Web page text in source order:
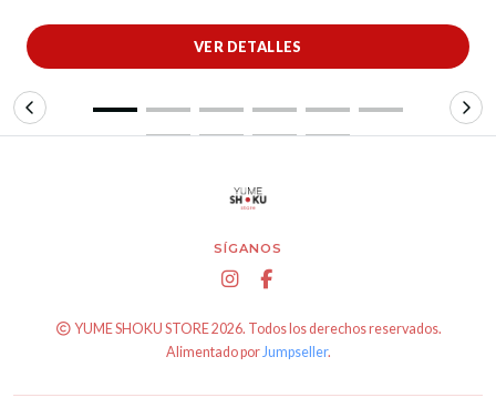
VER DETALLES
SÍGANOS
YUME SHOKU STORE 2026. Todos los derechos reservados.
Alimentado por Jumpseller.